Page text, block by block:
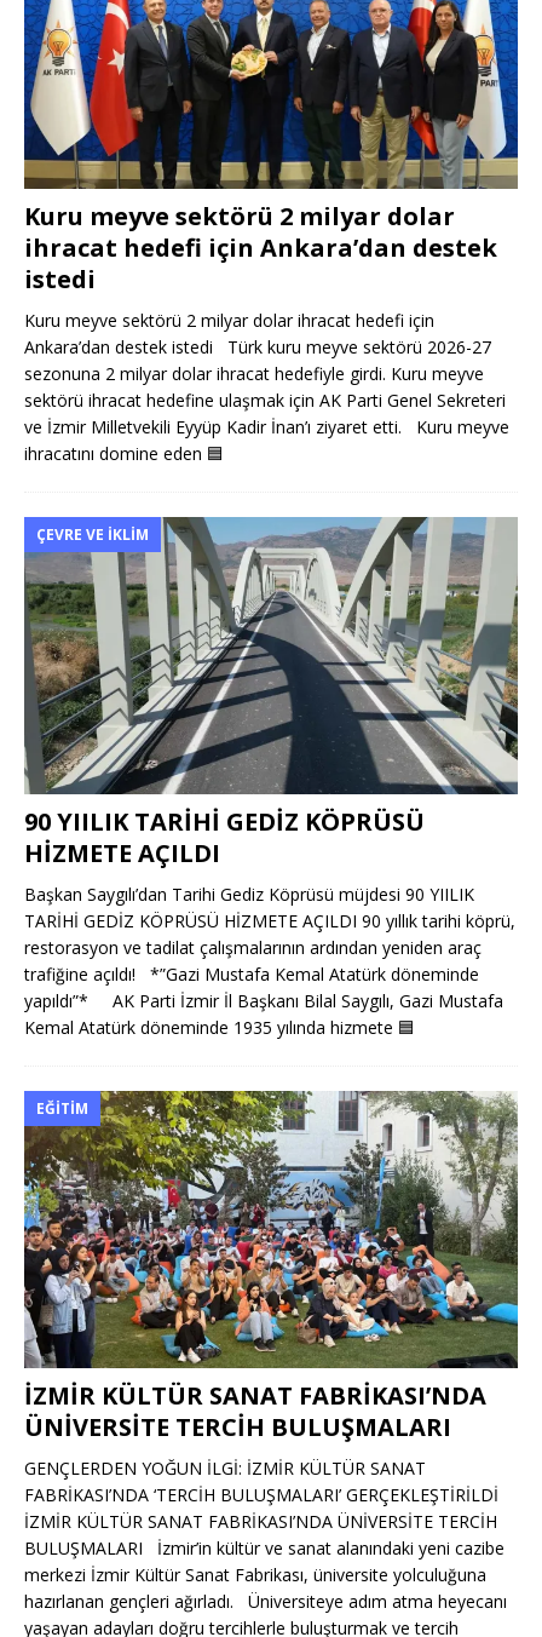
Kuru meyve sektörü 2 milyar dolar
ihracat hedefi için Ankara’dan destek
istedi
Kuru meyve sektörü 2 milyar dolar ihracat hedefi için
Ankara’dan destek istedi Türk kuru meyve sektörü 2026-27
sezonuna 2 milyar dolar ihracat hedefiyle girdi. Kuru meyve
sektörü ihracat hedefine ulaşmak için AK Parti Genel Sekreteri
ve İzmir Milletvekili Eyyüp Kadir İnan’ı ziyaret etti. Kuru meyve
ihracatını domine eden 🟦
ÇEVRE VE İKLIM
90 YIILIK TARİHİ GEDİZ KÖPRÜSÜ
HİZMETE AÇILDI
Başkan Saygılı’dan Tarihi Gediz Köprüsü müjdesi 90 YIILIK
TARİHİ GEDİZ KÖPRÜSÜ HİZMETE AÇILDI 90 yıllık tarihi köprü,
restorasyon ve tadilat çalışmalarının ardından yeniden araç
trafiğine açıldı! *”Gazi Mustafa Kemal Atatürk döneminde
yapıldı”* AK Parti İzmir İl Başkanı Bilal Saygılı, Gazi Mustafa
Kemal Atatürk döneminde 1935 yılında hizmete 🟦
EĞITIM
İZMİR KÜLTÜR SANAT FABRİKASI’NDA
ÜNİVERSİTE TERCİH BULUŞMALARI
GENÇLERDEN YOĞUN İLGİ: İZMİR KÜLTÜR SANAT
FABRİKASI’NDA ‘TERCİH BULUŞMALARI’ GERÇEKLEŞTİRİLDİ
İZMİR KÜLTÜR SANAT FABRİKASI’NDA ÜNİVERSİTE TERCİH
BULUŞMALARI İzmir’in kültür ve sanat alanındaki yeni cazibe
merkezi İzmir Kültür Sanat Fabrikası, üniversite yolculuğuna
hazırlanan gençleri ağırladı. Üniversiteye adım atma heyecanı
yaşayan adayları doğru tercihlerle buluşturmak ve tercih